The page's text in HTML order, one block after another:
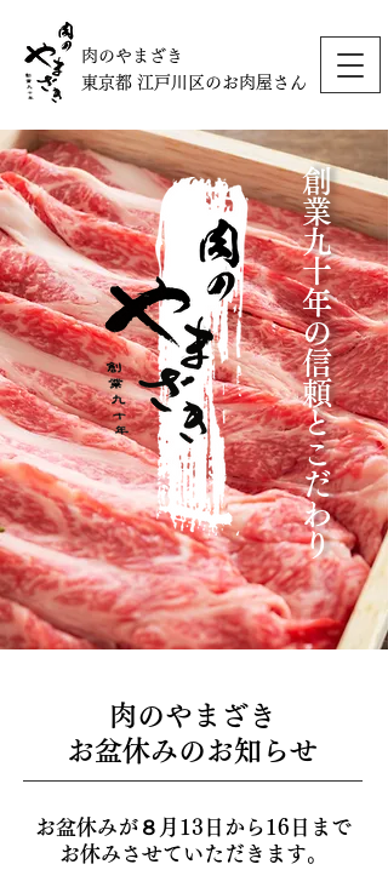
肉のやまざき
東京都 江戸川区のお肉屋さん
創業九十年の信頼とこだわり
肉のやまざき
お盆休みのお知らせ
お盆休みが８月13日から16日まで
お休みさせていただきます。